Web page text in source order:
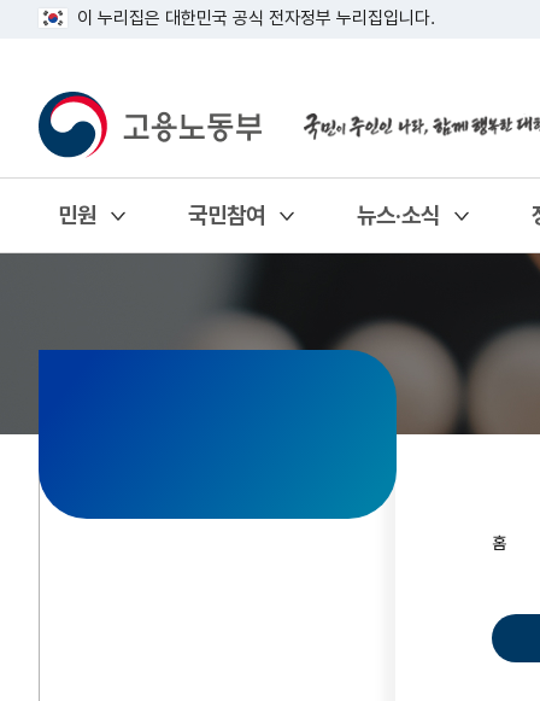
이 누리집은 대한민국 공식 전자정부 누리집입니다.
민원
열기
국민참여
열기
뉴스·소식
열기
홈